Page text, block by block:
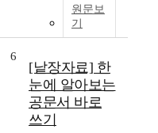
원문보
기
6
[낱장자료] 한
눈에 알아보는
공문서 바로
쓰기